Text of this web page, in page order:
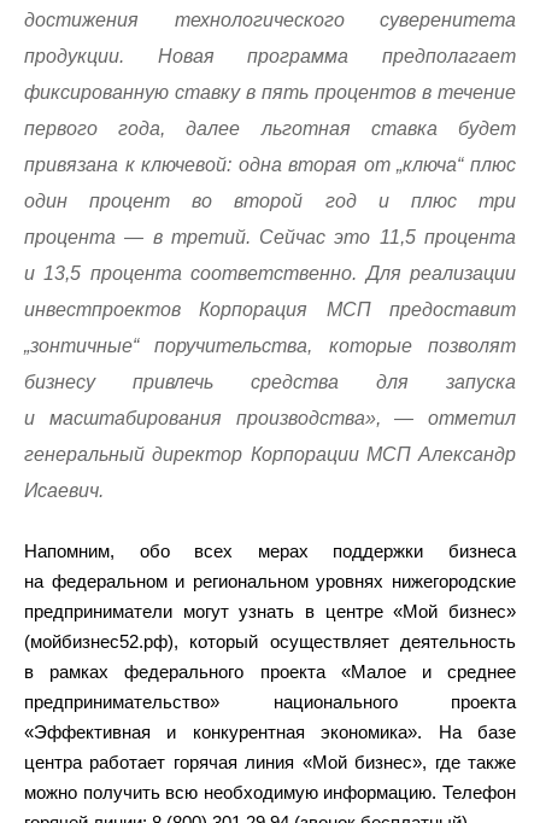
достижения технологического суверенитета
продукции. Новая программа предполагает
фиксированную ставку в пять процентов в течение
первого года, далее льготная ставка будет
привязана к ключевой: одна вторая от „ключа“ плюс
один процент во второй год и плюс три
процента — в третий. Сейчас это 11,5 процента
и 13,5 процента соответственно. Для реализации
инвестпроектов Корпорация МСП предоставит
„зонтичные“ поручительства, которые позволят
бизнесу привлечь средства для запуска
и масштабирования производства», — отметил
генеральный директор Корпорации МСП Александр
Исаевич.
Напомним, обо всех мерах поддержки бизнеса
на федеральном и региональном уровнях нижегородские
предприниматели могут узнать в центре «Мой бизнес»
(мойбизнес52.рф), который осуществляет деятельность
в рамках федерального проекта «Малое и среднее
предпринимательство» национального проекта
«Эффективная и конкурентная экономика». На базе
центра работает горячая линия «Мой бизнес», где также
можно получить всю необходимую информацию. Телефон